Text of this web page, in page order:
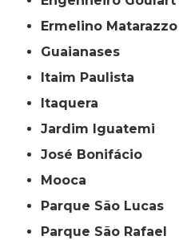
Ermelino Matarazzo
Guaianases
Itaim Paulista
Itaquera
Jardim Iguatemi
José Bonifácio
Mooca
Parque São Lucas
Parque São Rafael